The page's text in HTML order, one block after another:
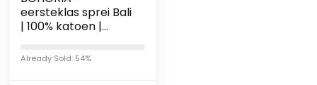
eersteklas sprei Bali
| 100% katoen |
beddeken,
woondeken,
Already Sold: 54%